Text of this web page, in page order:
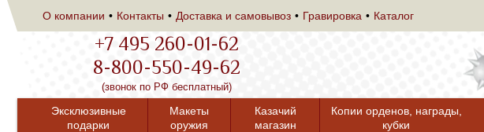
О компании Контакты Доставка и самовывоз Гравировка Каталог
+7 495 260-01-62
8-800-550-49-62
(звонок по РФ бесплатный)
Эксклюзивные
подарки
Макеты
оружия
Казачий
магазин
Копии орденов, награды,
кубки